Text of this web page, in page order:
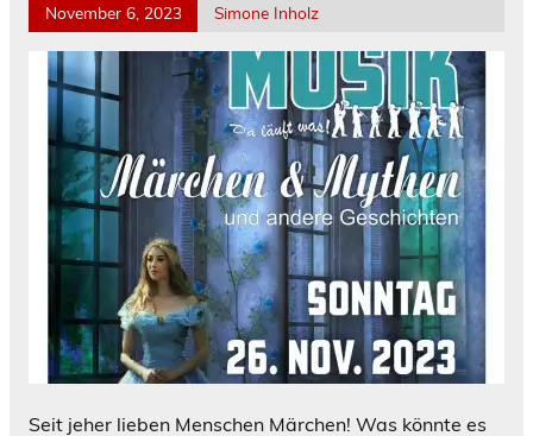
November 6, 2023 Simone Inholz
Seit jeher lieben Menschen Märchen! Was könnte es